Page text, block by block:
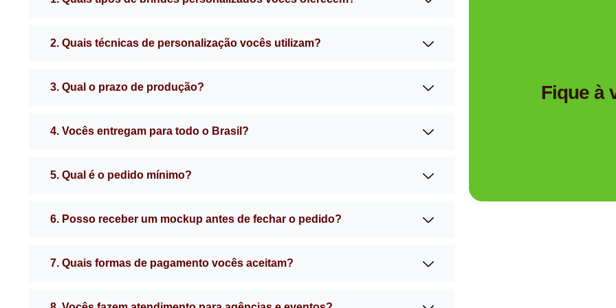
2. Quais técnicas de personalização vocês utilizam?
3. Qual o prazo de produção?
4. Vocês entregam para todo o Brasil?
5. Qual é o pedido mínimo?
6. Posso receber um mockup antes de fechar o pedido?
7. Quais formas de pagamento vocês aceitam?
Fique à
Tem dúvidas se a